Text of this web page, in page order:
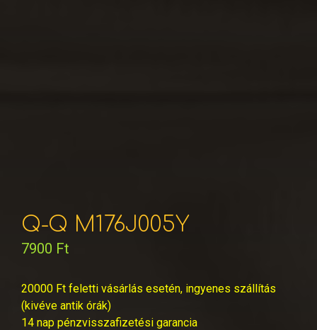
Q-Q M176J005Y
7900 Ft
20000 Ft feletti vásárlás esetén, ingyenes szállítás
(kivéve antik órák)
14 nap pénzvisszafizetési garancia